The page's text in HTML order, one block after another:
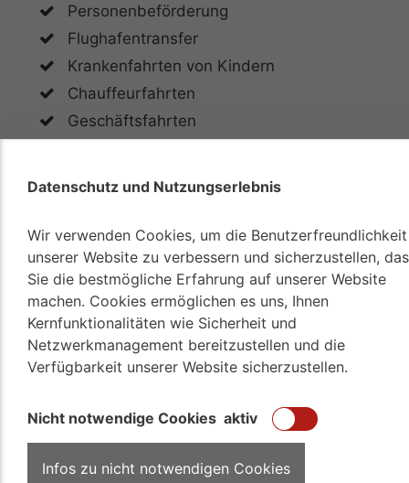
Datenschutz und Nutzungserlebnis
Wir verwenden Cookies, um die Benutzerfreundlichkeit
unserer Website zu verbessern und sicherzustellen,
Sie die bestmögliche Erfahrung auf unserer Website
machen. Cookies ermöglichen es uns, Ihnen
Kernfunktionalitäten wie Sicherheit und
Netzwerkmanagement bereitzustellen und die
Verfügbarkeit unserer Website sicherzustellen.
Nicht notwendige Cookies aktiv
Infos zu nicht notwendigen Cookies
Personenbeförderung
Flughafentransfer
Krankenfahrten von Kindern
Chauffeurfahrten
Geschäftsfahrten
Beförderungen zum Arzt
Fahrten zur ambulanten Behandlung
Fahrten ins Krankenhaus
Patientenfahrten nach Hause
Suche